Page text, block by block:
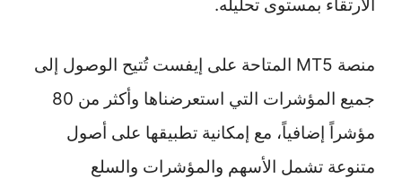
الارتقاء بمستوى تحليله.
منصة MT5 المتاحة على إيفست تُتيح الوصول إلى
جميع المؤشرات التي استعرضناها وأكثر من 80
مؤشراً إضافياً، مع إمكانية تطبيقها على أصول
متنوعة تشمل الأسهم والمؤشرات والسلع